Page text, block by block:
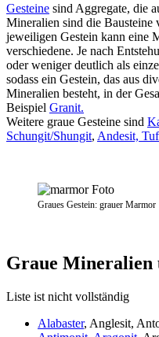
Gesteine sind Aggregate, die
Mineralien sind die Bausteine
jeweiligen Gestein kann eine
verschiedene. Je nach
oder weniger deutlich als
sodass ein Gestein, das aus
Mineralien besteht, in der
Beispiel Granit.
Weitere graue Gesteine sind
Schungit/Shungit, Andesit,
Graues Gestein: grauer Marmor
Graue Mineralien
Liste ist nicht vollständig
Alabaster, Anglesit,